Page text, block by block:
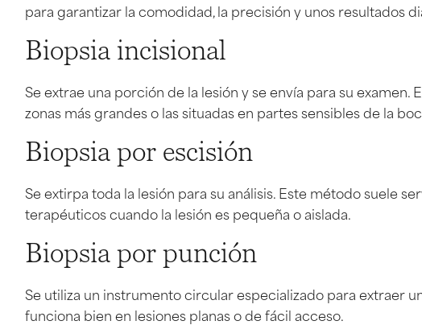
para garantizar la comodidad, la precisión y unos resultados
Biopsia incisional
Se extrae una porción de la lesión y se envía para su
zonas más grandes o las situadas en partes sensibles de la
Biopsia por escisión
Se extirpa toda la lesión para su análisis. Este método suele
terapéuticos cuando la lesión es pequeña o aislada.
Biopsia por punción
Se utiliza un instrumento circular especializado para extraer
funciona bien en lesiones planas o de fácil acceso.